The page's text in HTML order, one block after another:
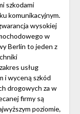
szkodami
komunikacyjnym.
wysokiej
w
Berlin to jeden z
usług
i wyceną szkód
drogowych za w
firmy są
poziomie,